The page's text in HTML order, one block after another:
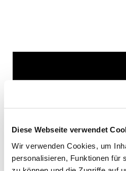
Diese Webseite verwendet
Wir verwenden Cookies, um
personalisieren, Funktionen für
Dies